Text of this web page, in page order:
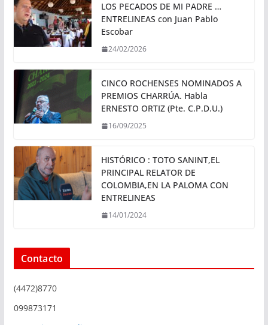
LOS PECADOS DE MI PADRE …
ENTRELINEAS con Juan Pablo
Escobar
24/02/2026
CINCO ROCHENSES NOMINADOS A
PREMIOS CHARRÚA. Habla
ERNESTO ORTIZ (Pte. C.P.D.U.)
16/09/2025
HISTÓRICO : TOTO SANINT,EL
PRINCIPAL RELATOR DE
COLOMBIA,EN LA PALOMA CON
ENTRELINEAS
14/01/2024
Contacto
(4472)8770
099873171